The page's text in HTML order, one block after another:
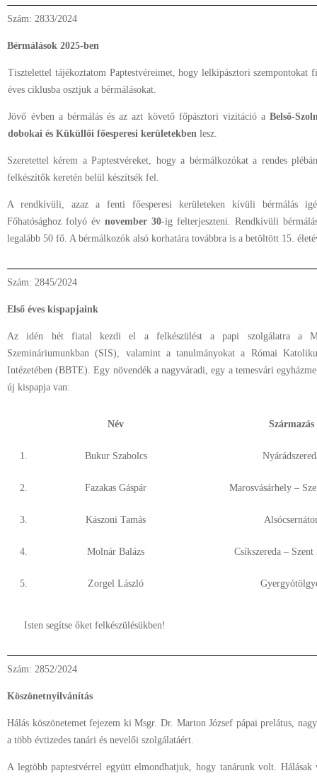
Szám: 2833/2024
Bérmálások 2025-ben
Tisztelettel tájékoztatom Paptestvéreimet, hogy lelkipásztori szempontokat
éves ciklusba osztjuk a bérmálásokat.
Jövő évben a bérmálás és az azt követő főpásztori vizitáció aBelső-
dobokai és Küküllői főesperesi kerületekben lesz.
Szeretettel kérem a Paptestvéreket, hogy a bérmálkozókat a rendes
felkészítők keretén belül készítsék fel.
A rendkívüli, azaz a fenti főesperesi kerületeken kívüli bérmálás
Főhatósághoz folyó évnovember 30-ig felterjeszteni. Rendkívüli
legalább 50 fő. A bérmálkozók alsó korhatára továbbra is a betöltött 15.
Szám: 2845/2024
Első éves kispapjaink
Az idén hét fiatal kezdi el a felkészülést a papi szolgálatra a
Szemináriumunkban (SIS), valamint a tanulmányokat a Római
Intézetében (BBTE). Egy növendék a nagyváradi, egy a temesvári
új kispapja van:
Név Származás
1. Bukur Szabolcs
2. Fazakas Gáspár Marosvásárhely –
3. Kászoni Tamás
4. Molnár Balázs Csíkszereda – Szent
5. Zorgel László
Isten segítse őket felkészülésükben!
Szám: 2852/2024
Köszönetnyilvánítás
Hálás köszönetemet fejezem ki Msgr. Dr. Marton József pápai prelátus,
a több évtizedes tanári és nevelői szolgálatáért.
A legtöbb paptestvérrel együtt elmondhatjuk, hogy tanárunk volt.